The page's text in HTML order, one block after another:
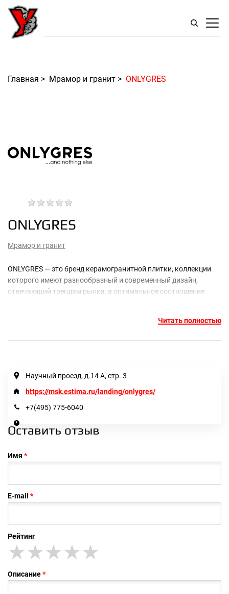
Главная > Мрамор и гранит > ONLYGRES
ONLYGRES
Мрамор и гранит
ONLYGRES — это бренд керамогранитной плитки, коллекции
которого имеют разнообразный и современный дизайн,
отвечающий трендам рынка, а оптимальное соотношение
Читать полностью
Научный проезд, д.14 А, стр. 3
https://msk.estima.ru/landing/onlygres/
+7(495) 775-6040
Оставить отзыв
Имя
E-mail
Рейтинг
★
★★
★★★
★★★★
★★★★★
Описание